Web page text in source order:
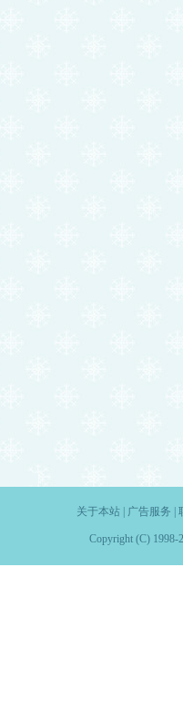
关于本站| 广告服务
Copyright (C) 1998-